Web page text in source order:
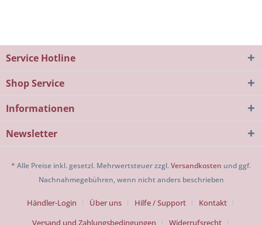
Service Hotline
Shop Service
Informationen
Newsletter
* Alle Preise inkl. gesetzl. Mehrwertsteuer zzgl.Versandkosten und ggf.
Nachnahmegebühren, wenn nicht anders beschrieben
Händler-Login Über uns Hilfe / Support
Kontakt
Versand und Zahlungsbedingungen
Widerrufsrecht